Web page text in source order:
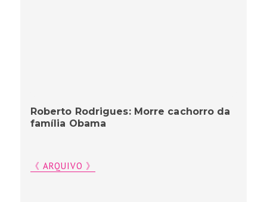
Roberto Rodrigues: Morre cachorro da
família Obama
《 ARQUIVO 》